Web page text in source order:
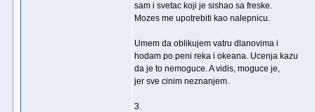
sam i svetac koji je sishao sa freske.
Mozes me upotrebiti kao nalepnicu.
Umem da oblikujem vatru dlanovima i
hodam po peni reka i okeana. Ucenja kazu
da je to nemoguce. A vidis, moguce je,
jer sve cinim neznanjem.
3.